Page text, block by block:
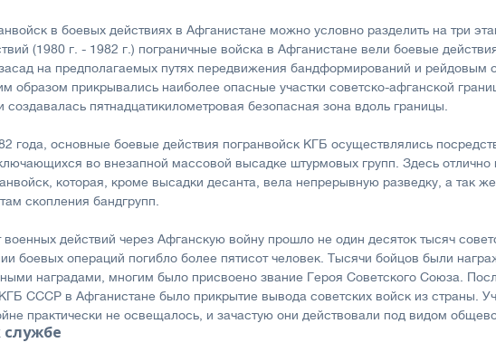
в боевых действиях в Афганистане можно условно разделить на три
(1980 г. - 1982 г.) пограничные войска в Афганистане вели боевые
на предполагаемых путях передвижения бандформирований и рейдовым
образом прикрывались наиболее опасные участки советско-афганской
создавалась пятнадцатикилометровая безопасная зона вдоль границы.
года, основные боевые действия погранвойск КГБ осуществлялись
во внезапной массовой высадке штурмовых групп. Здесь отлично
которая, кроме высадки десанта, вела непрерывную разведку, а так
скопления бандгрупп.
военных действий через Афганскую войну прошло не один десяток тысяч
боевых операций погибло более пятисот человек. Тысячи бойцов были
наградами, многим было присвоено звание Героя Советского Союза.
СССР в Афганистане было прикрытие вывода советских войск из страны.
практически не освещалось, и зачастую они действовали под видом
службе